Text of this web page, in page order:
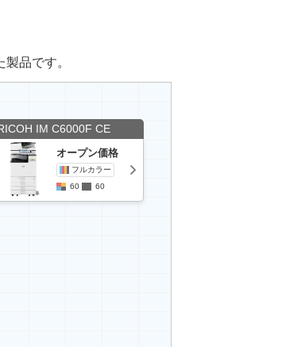
品です。
IM C6000F CE
オープン価格
フルカラー
60
60